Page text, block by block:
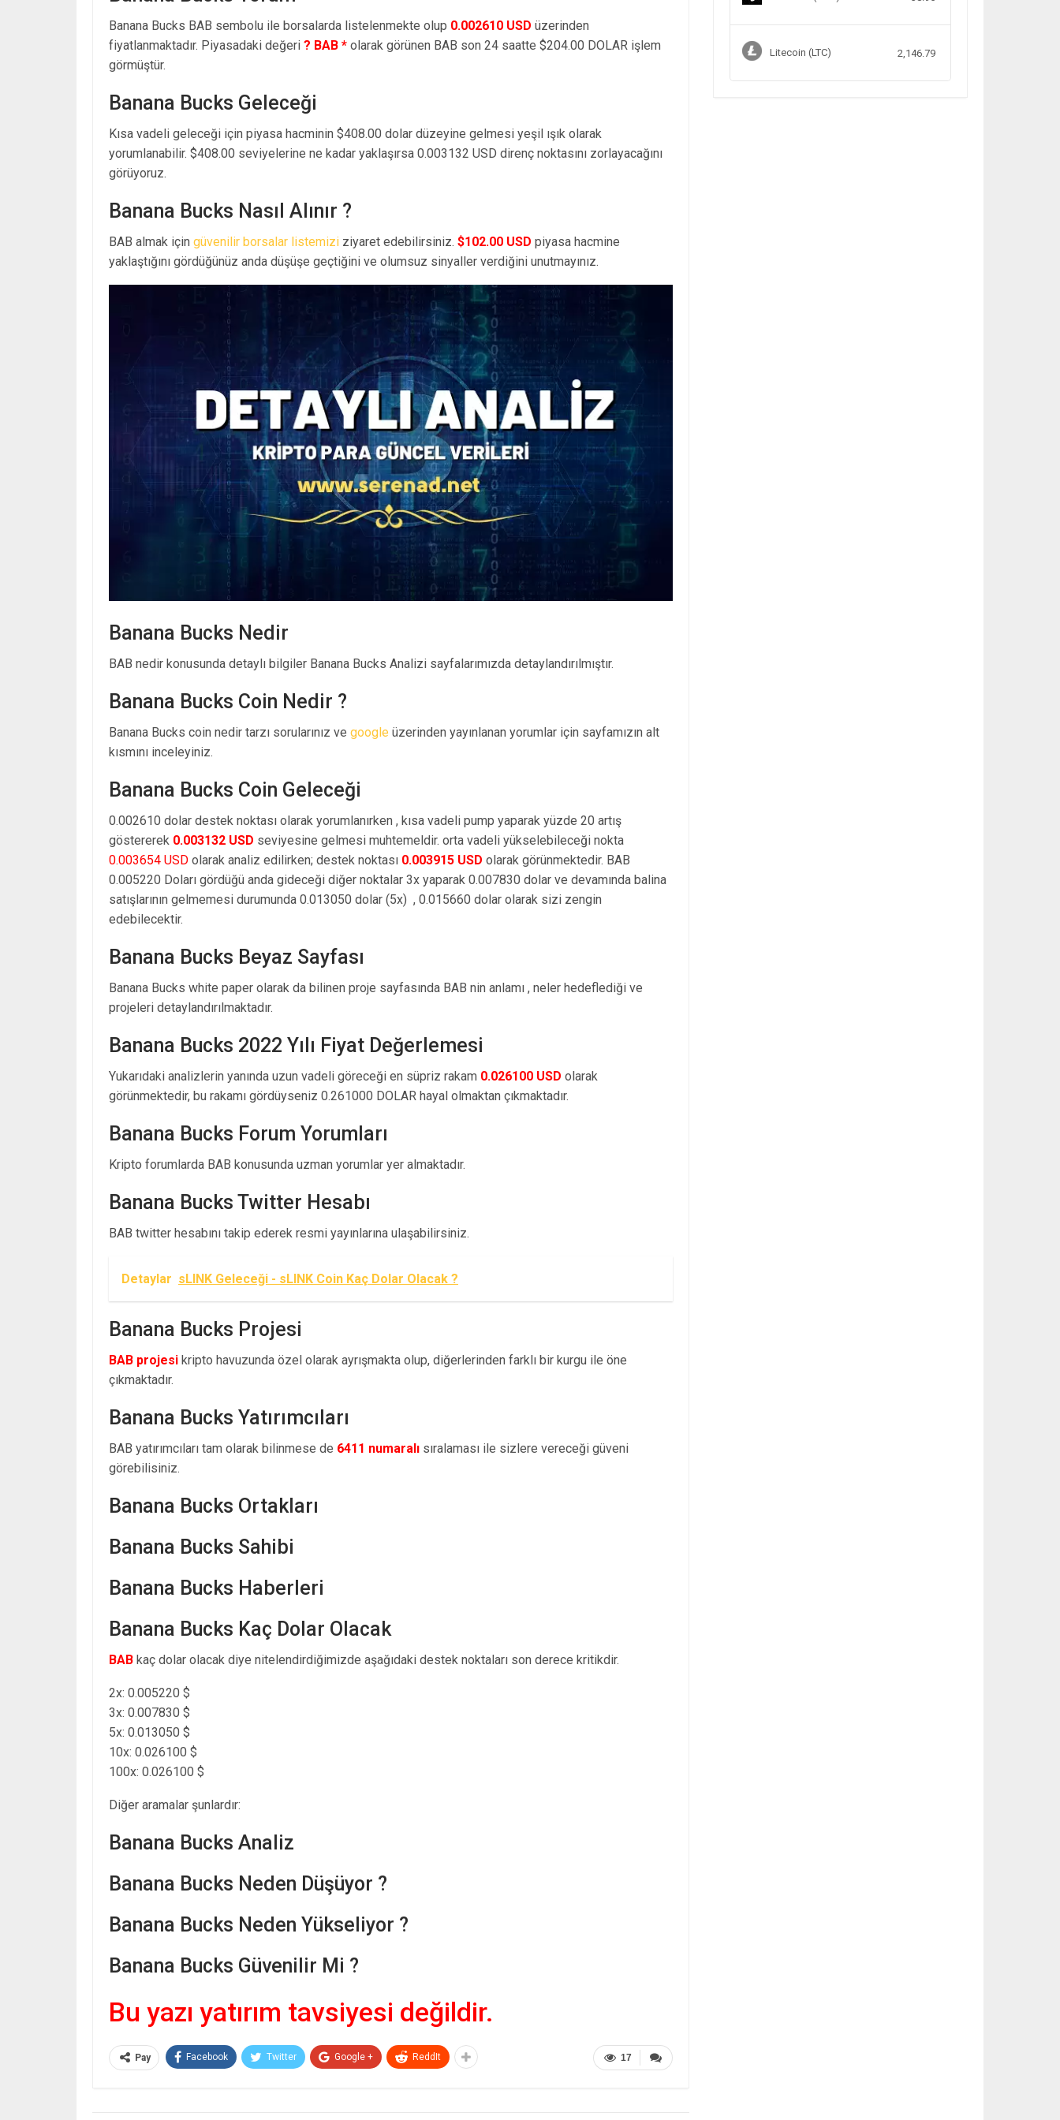
Banana Bucks BAB sembolu ile borsalarda listelenmekte olup 0.002610 USD üzerinden
fiyatlanmaktadır. Piyasadaki değeri ? BAB * olarak görünen BAB son 24 saatte $204.00 DOLAR işlem
görmüştür.
Banana Bucks Geleceği
Kısa vadeli geleceği için piyasa hacminin $408.00 dolar düzeyine gelmesi yeşil ışık olarak
yorumlanabilir. $408.00 seviyelerine ne kadar yaklaşırsa 0.003132 USD direnç noktasını zorlayacağını
görüyoruz.
Banana Bucks Nasıl Alınır ?
BAB almak için güvenilir borsalar listemizi ziyaret edebilirsiniz. $102.00 USD piyasa hacmine
yaklaştığını gördüğünüz anda düşüşe geçtiğini ve olumsuz sinyaller verdiğini unutmayınız.
Banana Bucks Nedir
BAB nedir konusunda detaylı bilgiler Banana Bucks Analizi sayfalarımızda detaylandırılmıştır.
Banana Bucks Coin Nedir ?
Banana Bucks coin nedir tarzı sorularınız ve google üzerinden yayınlanan yorumlar için sayfamızın alt
kısmını inceleyiniz.
Banana Bucks Coin Geleceği
0.002610 dolar destek noktası olarak yorumlanırken , kısa vadeli pump yaparak yüzde 20 artış
göstererek 0.003132 USD seviyesine gelmesi muhtemeldir. orta vadeli yükselebileceği nokta
0.003654 USD olarak analiz edilirken; destek noktası 0.003915 USD olarak görünmektedir. BAB
0.005220 Doları gördüğü anda gideceği diğer noktalar 3x yaparak 0.007830 dolar ve devamında balina
satışlarının gelmemesi durumunda 0.013050 dolar (5x) , 0.015660 dolar olarak sizi zengin
edebilecektir.
Banana Bucks Beyaz Sayfası
Banana Bucks white paper olarak da bilinen proje sayfasında BAB nin anlamı , neler hedeflediği ve
projeleri detaylandırılmaktadır.
Banana Bucks 2022 Yılı Fiyat Değerlemesi
Yukarıdaki analizlerin yanında uzun vadeli göreceği en süpriz rakam 0.026100 USD olarak
görünmektedir, bu rakamı gördüyseniz 0.261000 DOLAR hayal olmaktan çıkmaktadır.
Banana Bucks Forum Yorumları
Kripto forumlarda BAB konusunda uzman yorumlar yer almaktadır.
Banana Bucks Twitter Hesabı
BAB twitter hesabını takip ederek resmi yayınlarına ulaşabilirsiniz.
Detaylar sLINK Geleceği - sLINK Coin Kaç Dolar Olacak ?
Banana Bucks Projesi
BAB projesi kripto havuzunda özel olarak ayrışmakta olup, diğerlerinden farklı bir kurgu ile öne
çıkmaktadır.
Banana Bucks Yatırımcıları
BAB yatırımcıları tam olarak bilinmese de 6411 numaralı sıralaması ile sizlere vereceği güveni
görebilisiniz.
Banana Bucks Ortakları
Banana Bucks Sahibi
Banana Bucks Haberleri
Banana Bucks Kaç Dolar Olacak
BAB kaç dolar olacak diye nitelendirdiğimizde aşağıdaki destek noktaları son derece kritikdir.
2x: 0.005220 $
3x: 0.007830 $
5x: 0.013050 $
10x: 0.026100 $
100x: 0.026100 $
Diğer aramalar şunlardır:
Banana Bucks Analiz
Banana Bucks Neden Düşüyor ?
Banana Bucks Neden Yükseliyor ?
Banana Bucks Güvenilir Mi ?
Bu yazı yatırım tavsiyesi değildir.
17
Pay Facebook Twitter Google + ReddIt
Litecoin (LTC) 2,146.79